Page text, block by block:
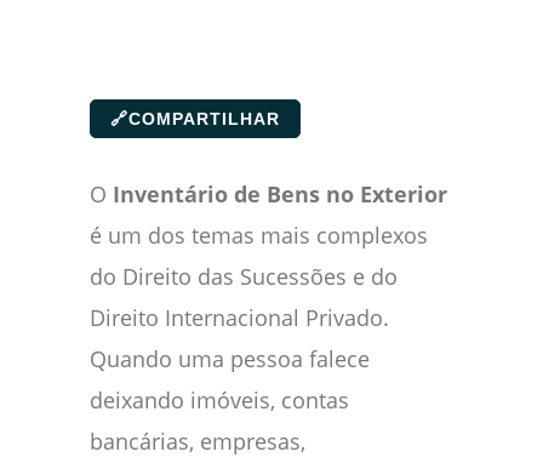
🔗COMPARTILHAR
O Inventário de Bens no Exterior
é um dos temas mais complexos
do Direito das Sucessões e do
Direito Internacional Privado.
Quando uma pessoa falece
deixando imóveis, contas
bancárias, empresas,